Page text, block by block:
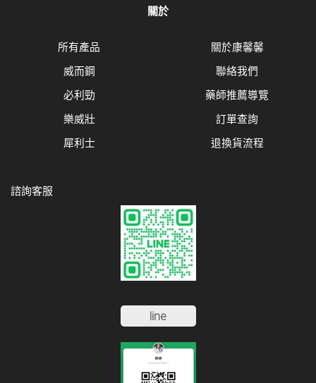
關於
所有產品
威而鋼
必利勁
樂威壯
犀利士
關於康馨馨
聯絡我們
藥師推薦導覽
訂單查詢
退換貨流程
諮詢客服
line